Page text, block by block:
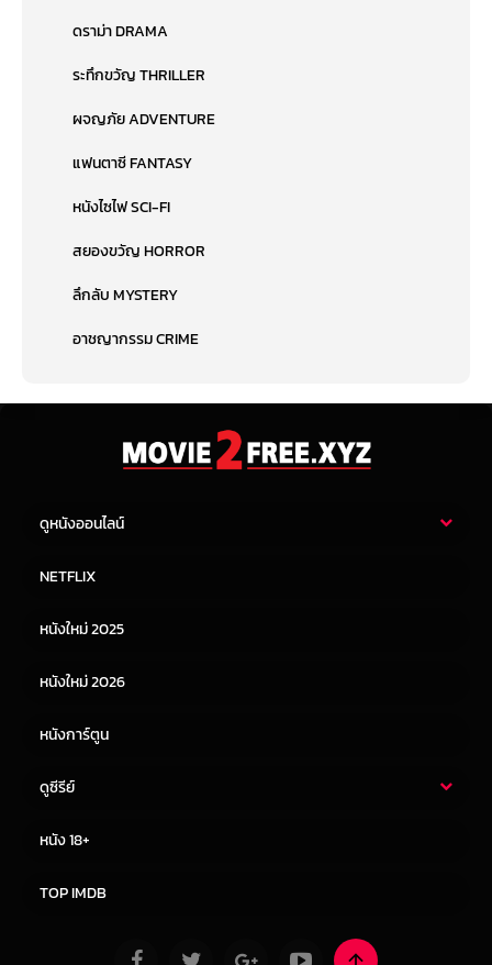
ดราม่า DRAMA
ระทึกขวัญ THRILLER
ผจญภัย ADVENTURE
แฟนตาซี FANTASY
หนังไซไฟ SCI-FI
สยองขวัญ HORROR
ลึกลับ MYSTERY
อาชญากรรม CRIME
ดูหนังออนไลน์
หนังจีน
NETFLIX
หนังใหม่ 2025
หนังใหม่ 2026
หนังการ์ตูน
ดูซีรีย์
หนัง 18+
TOP IMDB